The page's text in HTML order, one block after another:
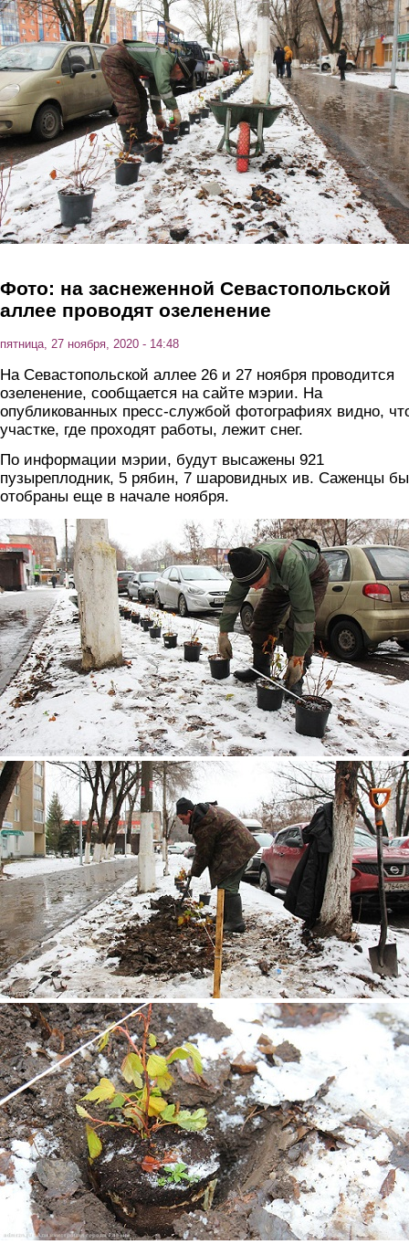
Перейти к основному содержанию
Фото: на заснеженной Севастопольской
аллее проводят озеленение
пятница, 27 ноября, 2020 - 14:48
На Севастопольской аллее 26 и 27 ноября проводится
озеленение, сообщается на сайте мэрии. На
опубликованных пресс-службой фотографиях видно,
участке, где проходят работы, лежит снег.
По информации мэрии, будут высажены 921
пузыреплодник, 5 рябин, 7 шаровидных ив. Саженцы
отобраны еще в начале ноября.
2.jpg
3.jpg
4.jpg